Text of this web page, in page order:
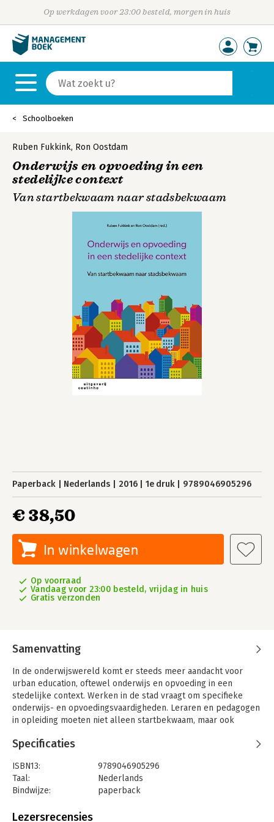
Op werkdagen voor 23:00 besteld, morgen in huis
Schoolboeken
Ruben Fukkink, Ron Oostdam
Onderwijs en opvoeding in een
stedelijke context
Van startbekwaam naar stadsbekwaam
Paperback Nederlands 2016 1e druk 9789046905296
€ 38,50
In winkelwagen
Op voorraad
Vandaag voor 23:00 besteld, vrijdag in huis
Gratis verzonden
Samenvatting
In de onderwijswereld komt er steeds meer aandacht voor
urban education, oftewel onderwijs en opvoeding in een
stedelijke context. Werken in de stad vraagt om specifieke
onderwijs- en opvoedingsvaardigheden. Leraren en pedagogen
in opleiding moeten niet alleen startbekwaam, maar ook
Onderwijs en opvoeding in een stedelijke context
verdiepende theorie naar praktijkgerichte situaties in een
Nederlandse context. Dit middels een samenspel van
onderwijskundige en sociologische inzichten in opvoeding en
kanten belicht van het werken op school en binnen het gezin
Specificaties
ISBN13:
9789046905296
Taal:
Nederlands
Bindwijze:
paperback
Uitgever:
Lezersrecensies